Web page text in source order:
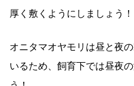
厚く敷くようにしましょう！
オニタマオヤモリは昼と夜
いるため、飼育下では昼夜